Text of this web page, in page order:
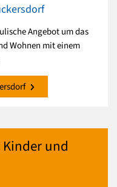
Angebot um das
Wohnen mit einem
und